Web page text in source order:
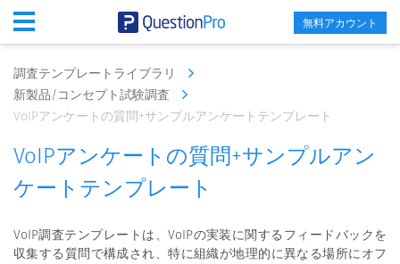
無料アカウント
調査テンプレートライブラリ
新製品/コンセプト試験調査
VoIPアンケートの質問+サンプルアンケートテンプレート
VoIPアンケートの質問+サンプルアン
ケートテンプレート
VoIP調査テンプレートは、VoIPの実装に関するフィードバックを
収集する質問で構成され、特に組織が地理的に異なる場所にオフ